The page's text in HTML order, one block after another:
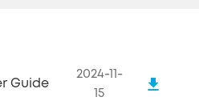
Guide
2024-11-
15